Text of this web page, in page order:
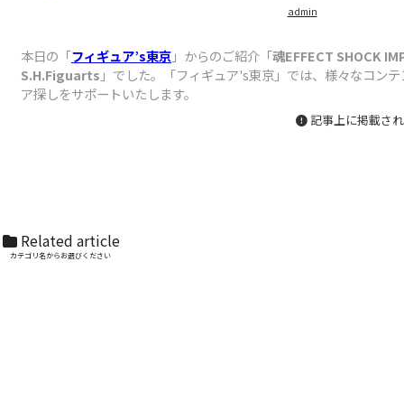
admin
本日の「フィギュア’s東京」からのご紹介「魂EFFECT SHOCK
S.H.Figuarts 」でした。「フィギュア's東京」では、様々なコン
ア探しをサポートいたします。
記事上に掲載さ
Related article
カテゴリ名からお選びください